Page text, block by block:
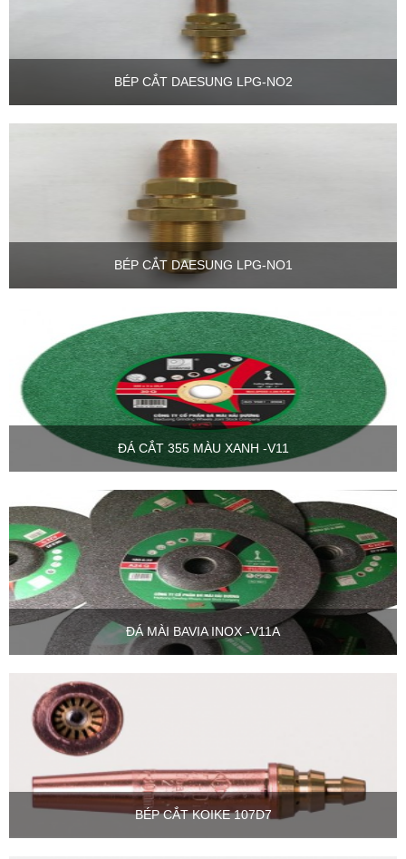
BÉP CẮT DAESUNG LPG-NO2
BÉP CẮT DAESUNG LPG-NO1
ĐÁ CẮT 355 MÀU XANH -V11
ĐÁ MÀI BAVIA INOX -V11A
BÉP CẮT KOIKE 107D7